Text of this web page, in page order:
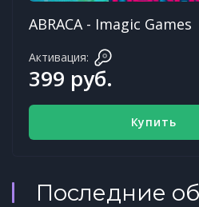
ABRACA - Imagic Games
Активация:
399 руб.
Купить
Последние